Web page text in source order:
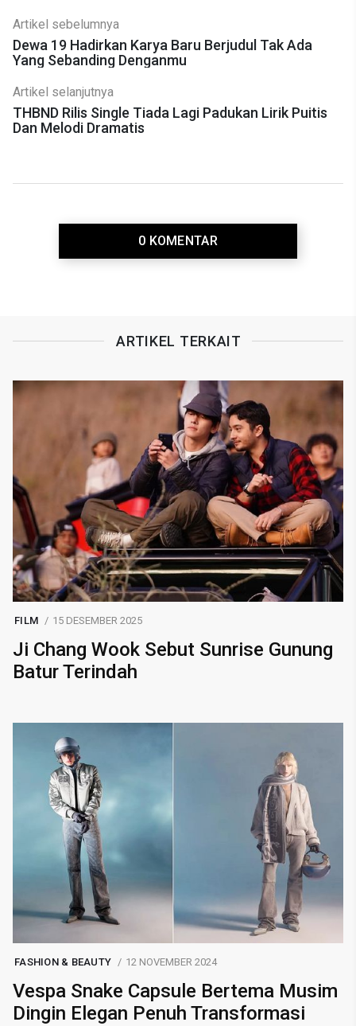
Artikel sebelumnya
Dewa 19 Hadirkan Karya Baru Berjudul Tak Ada
Yang Sebanding Denganmu
Artikel selanjutnya
THBND Rilis Single Tiada Lagi Padukan Lirik Puitis
Dan Melodi Dramatis
0 KOMENTAR
ARTIKEL TERKAIT
FILM 15 DESEMBER 2025
Ji Chang Wook Sebut Sunrise Gunung
Batur Terindah
FASHION & BEAUTY 12 NOVEMBER 2024
Vespa Snake Capsule Bertema Musim
Dingin Elegan Penuh Transformasi